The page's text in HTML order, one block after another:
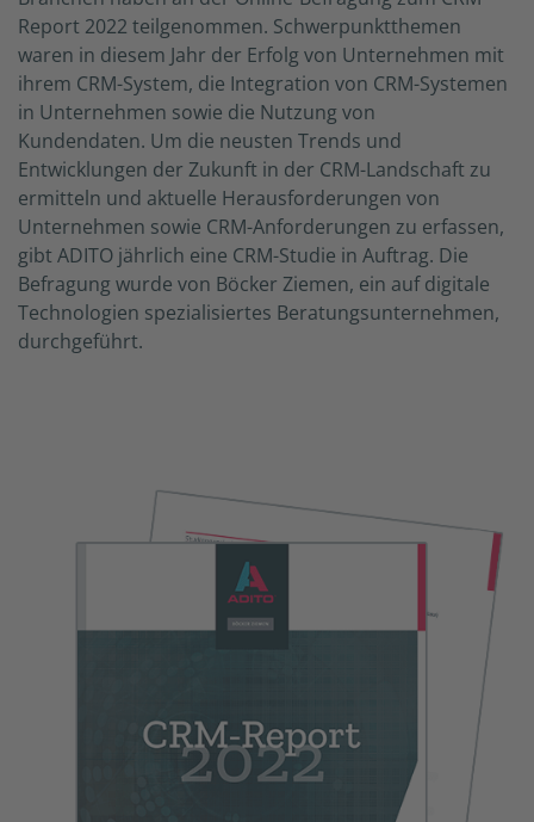
Report 2022 teilgenommen. Schwerpunktthemen
waren in diesem Jahr der Erfolg von Unternehmen mit
ihrem CRM-System, die Integration von CRM-Systemen
in Unternehmen sowie die Nutzung von
Kundendaten. Um die neusten Trends und
Entwicklungen der Zukunft in der CRM-Landschaft zu
ermitteln und aktuelle Herausforderungen von
Unternehmen sowie CRM-Anforderungen zu erfassen,
gibt ADITO jährlich eine CRM-Studie in Auftrag. Die
Befragung wurde von Böcker Ziemen, ein auf digitale
Technologien spezialisiertes Beratungsunternehmen,
durchgeführt.